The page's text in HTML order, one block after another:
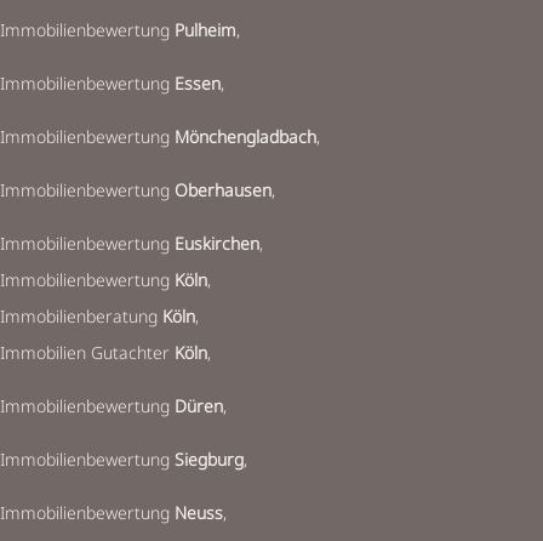
Immobilienbewertung Pulheim,
Immobilienbewertung Essen,
Immobilienbewertung Mönchengladbach,
Immobilienbewertung Oberhausen,
Immobilienbewertung Euskirchen,
Immobilienbewertung Köln,
Immobilienberatung Köln,
Immobilien Gutachter Köln,
Immobilienbewertung Düren,
Immobilienbewertung Siegburg,
Immobilienbewertung Neuss,